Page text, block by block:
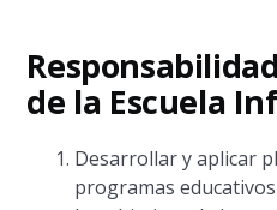
de la Escuela
Desarrollar y aplicar
programas